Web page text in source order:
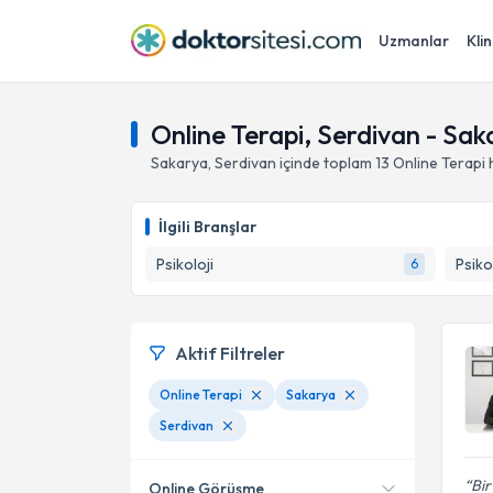
Uzmanlar
Online Terapi, Serdivan -
Sakarya, Serdivan içinde toplam 13 Online Terapi
İlgili Branşlar
Psikoloji
6
Bir
Aktif Filtreler
Online Terapi
Sakarya
Serdivan
Online Görüşme